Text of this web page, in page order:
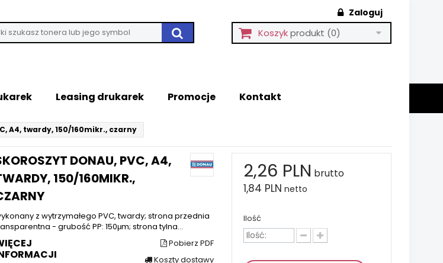
Zaloguj
Koszykprodukt (0)
Leasing drukarek Promocje Kontakt
A4, twardy, 150/160mikr., czarny
DONAU, PVC, A4,
150/160MIKR.,
z wytrzymałego PVC, twardy; strona przednia
- grubość PP: 150μm; strona tylna...
Pobierz PDF
Koszty dostawy
2,26 PLN brutto
1,84 PLN netto
Ilość